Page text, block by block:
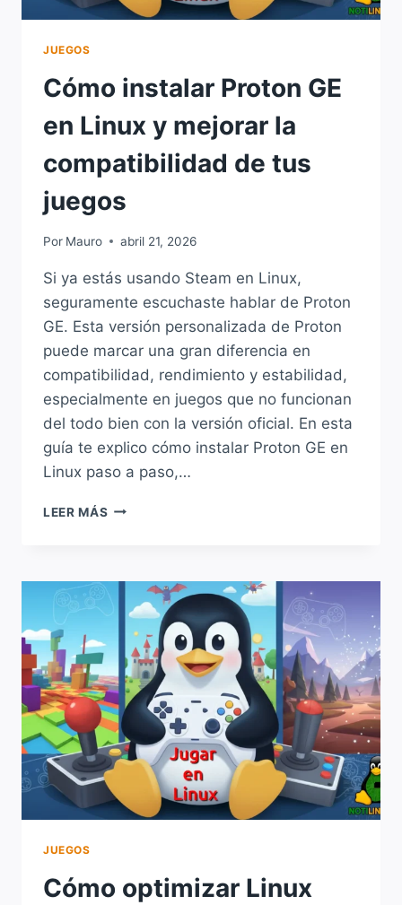
JUEGOS
Cómo instalar Proton GE
en Linux y mejorar la
compatibilidad de tus
juegos
Por Mauro abril 21, 2026
Si ya estás usando Steam en Linux,
seguramente escuchaste hablar de Proton
GE. Esta versión personalizada de Proton
puede marcar una gran diferencia en
compatibilidad, rendimiento y estabilidad,
especialmente en juegos que no funcionan
del todo bien con la versión oficial. En esta
guía te explico cómo instalar Proton GE en
Linux paso a paso,…
LEER MÁS CÓMO
EN
LINUX
MEJORAR
LA
COMPATIBILIDAD
DE
TUS
JUEGOS
JUEGOS
Cómo optimizar Linux